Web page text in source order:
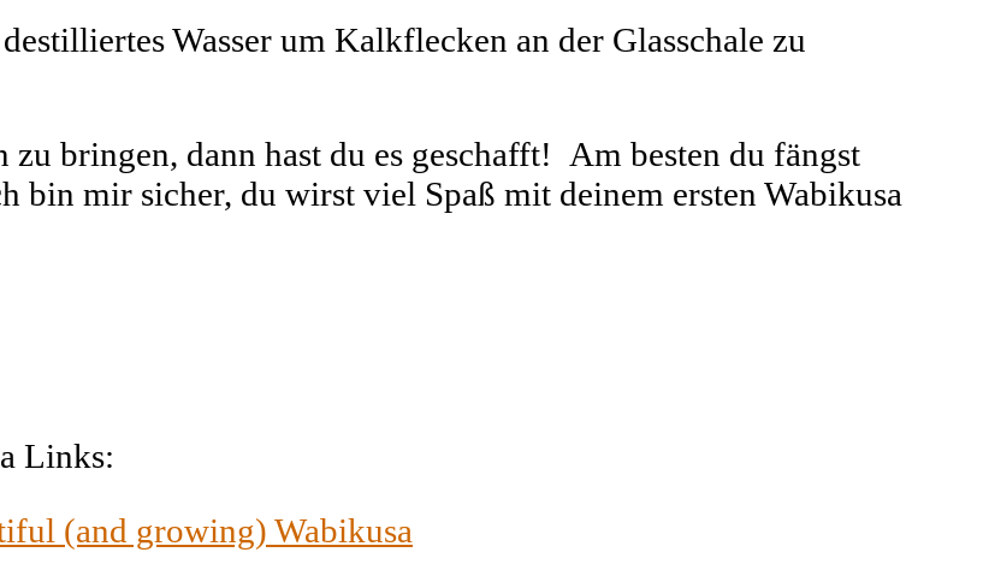
Wasser um Kalkflecken an der Glasschale zu
bringen, dann hast du es geschafft! Am besten du fängst
bin mir sicher, du wirst viel Spaß mit deinem ersten Wabikusa
Links:
(and growing) Wabikusa